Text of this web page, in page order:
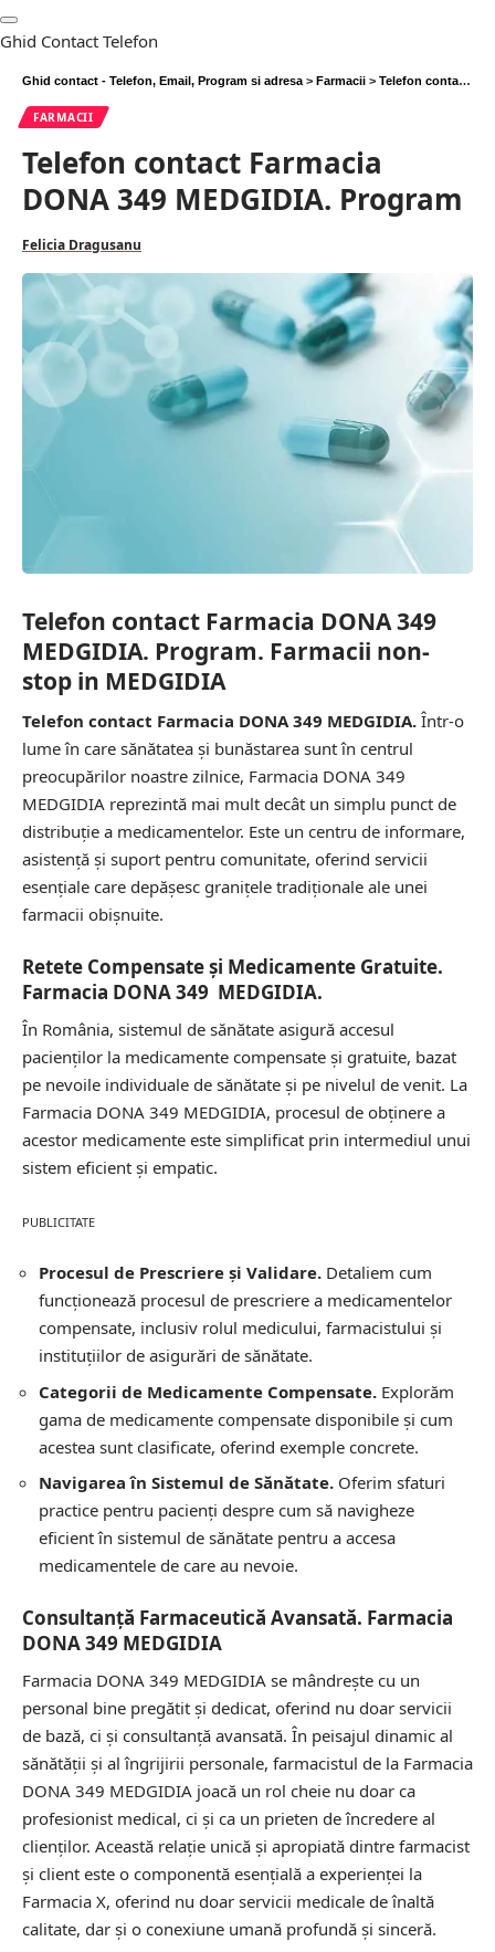
Ghid Contact Telefon
Ghid contact - Telefon, Email, Program si adresa > Farmacii > Telefon contact Farmacia DONA 349 MEDGIDIA. Program
FARMACII
Telefon contact Farmacia
DONA 349 MEDGIDIA. Program
Felicia Dragusanu
Telefon contact Farmacia DONA 349
MEDGIDIA. Program. Farmacii non-
stop in MEDGIDIA
Telefon contact Farmacia DONA 349 MEDGIDIA. Într-o
lume în care sănătatea și bunăstarea sunt în centrul
preocupărilor noastre zilnice, Farmacia DONA 349
MEDGIDIA reprezintă mai mult decât un simplu punct de
distribuție a medicamentelor. Este un centru de informare,
asistență și suport pentru comunitate, oferind servicii
esențiale care depășesc granițele tradiționale ale unei
farmacii obișnuite.
Retete Compensate și Medicamente Gratuite.
Farmacia DONA 349 MEDGIDIA.
În România, sistemul de sănătate asigură accesul
pacienților la medicamente compensate și gratuite, bazat
pe nevoile individuale de sănătate și pe nivelul de venit. La
Farmacia DONA 349 MEDGIDIA, procesul de obținere a
acestor medicamente este simplificat prin intermediul unui
sistem eficient și empatic.
PUBLICITATE
Procesul de Prescriere și Validare. Detaliem cum
funcționează procesul de prescriere a medicamentelor
compensate, inclusiv rolul medicului, farmacistului și
instituțiilor de asigurări de sănătate.
Categorii de Medicamente Compensate. Explorăm
gama de medicamente compensate disponibile și cum
acestea sunt clasificate, oferind exemple concrete.
Navigarea în Sistemul de Sănătate. Oferim sfaturi
practice pentru pacienți despre cum să navigheze
eficient în sistemul de sănătate pentru a accesa
medicamentele de care au nevoie.
Consultanță Farmaceutică Avansată. Farmacia
DONA 349 MEDGIDIA
Farmacia DONA 349 MEDGIDIA se mândrește cu un
personal bine pregătit și dedicat, oferind nu doar servicii
de bază, ci și consultanță avansată. În peisajul dinamic al
sănătății și al îngrijirii personale, farmacistul de la Farmacia
DONA 349 MEDGIDIA joacă un rol cheie nu doar ca
profesionist medical, ci și ca un prieten de încredere al
clienților. Această relație unică și apropiată dintre farmacist
și client este o componentă esențială a experienței la
Farmacia X, oferind nu doar servicii medicale de înaltă
calitate, dar și o conexiune umană profundă și sinceră.